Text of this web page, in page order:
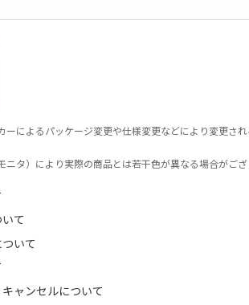
ーによるパッケージ変更や仕様変更などにより変更さ
ニタ）により実際の商品とは若干色が異なる場合がござ
て
いて
ャンセルについて